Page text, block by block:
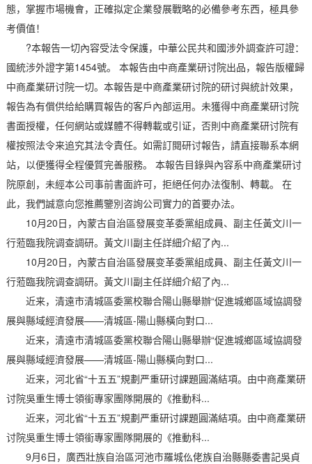
態，掌握市場機會，正確拟定企業發展戰略的必備參考东西，極具參
考價值！
?本報告一切內容受法令保護，中華公民共和國涉外調查許可證：
國統涉外證字第1454號。 本報告由中商產業研讨院出品，報告版權歸
中商產業研讨院一切。本報告是中商產業研讨院的研讨與統計效果，
報告為有償供给給購買報告的客戶內部运用。未獲得中商產業研讨院
書面授權，任何網站或媒體不得轉載或引证，否則中商產業研讨院有
權按照法令来追究其法令責任。如需訂閱研讨報告，請直接聯系本網
站，以便獲得全程優質完善服務。 本報告目錄與內容系中商產業研讨
院原創，未經本公司事前書面許可，拒絕任何办法復制、轉載。 在
此，我們誠意向您推薦鑒別咨詢公司實力的首要办法。
10月20日，內蒙古自治區發展变革委黨組成員、副主任黃文川一
行蒞臨我院调查調研。黃文川副主任詳細介紹了內...
10月20日，內蒙古自治區發展变革委黨組成員、副主任黃文川一
行蒞臨我院调查調研。黃文川副主任詳細介紹了內...
近来，清遠市清城區委黨校聯合陽山縣舉辦“促進城鄉區域協調發
展與縣域經濟發展——清城區-陽山縣橫向對口...
近来，清遠市清城區委黨校聯合陽山縣舉辦“促進城鄉區域協調發
展與縣域經濟發展——清城區-陽山縣橫向對口...
近来，河北省“十五五”規劃严重研讨課題圓滿結項。由中商產業研
讨院吳重生博士領銜專家團隊開展的《推動科...
近来，河北省“十五五”規劃严重研讨課題圓滿結項。由中商產業研
讨院吳重生博士領銜專家團隊開展的《推動科...
9月6日，廣西壯族自治區河池市羅城仫佬族自治縣縣委書記吳貞